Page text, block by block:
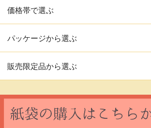
価格帯で選ぶ
パッケージから選ぶ
販売限定品から選ぶ